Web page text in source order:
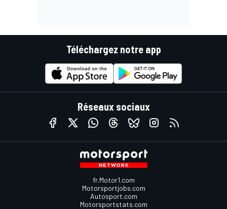
Téléchargez notre app
Réseaux sociaux
fr.Motor1.com
Motorsportjobs.com
Autosport.com
Motorsportstats.com